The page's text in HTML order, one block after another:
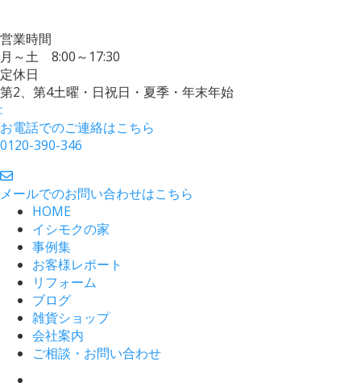
営業時間
月～土 8:00～17:30
定休日
第2、第4土曜・日祝日・夏季・年末年始
:
お電話でのご連絡はこちら
0120-390-346
メールでのお問い合わせはこちら
HOME
イシモクの家
事例集
お客様レポート
リフォーム
ブログ
雑貨ショップ
会社案内
ご相談・お問い合わせ